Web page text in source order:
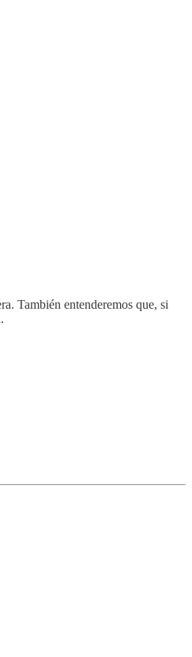
También entenderemos que, si